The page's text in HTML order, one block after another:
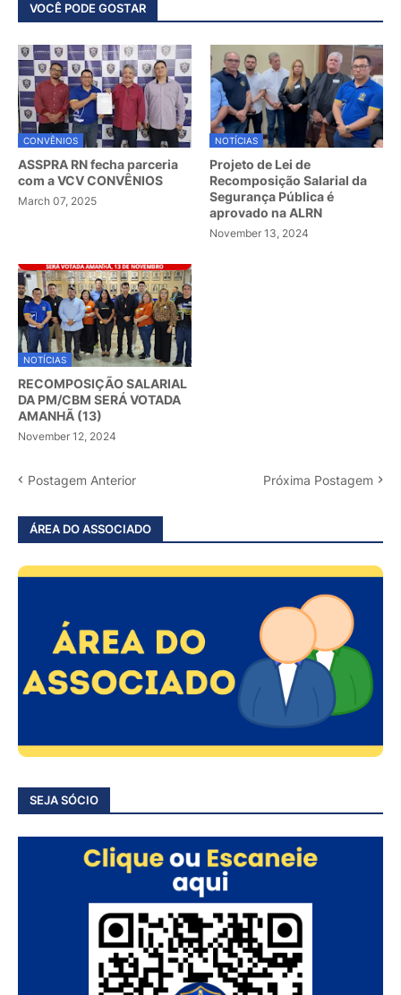
VOCÊ PODE GOSTAR
CONVÊNIOS
ASSPRA RN fecha parceria
com a VCV CONVÊNIOS
March 07, 2025
NOTÍCIAS
Projeto de Lei de
Recomposição Salarial da
Segurança Pública é
aprovado na ALRN
November 13, 2024
NOTÍCIAS
RECOMPOSIÇÃO SALARIAL
DA PM/CBM SERÁ VOTADA
AMANHÃ (13)
November 12, 2024
Postagem Anterior Próxima Postagem
ÁREA DO ASSOCIADO
SEJA SÓCIO